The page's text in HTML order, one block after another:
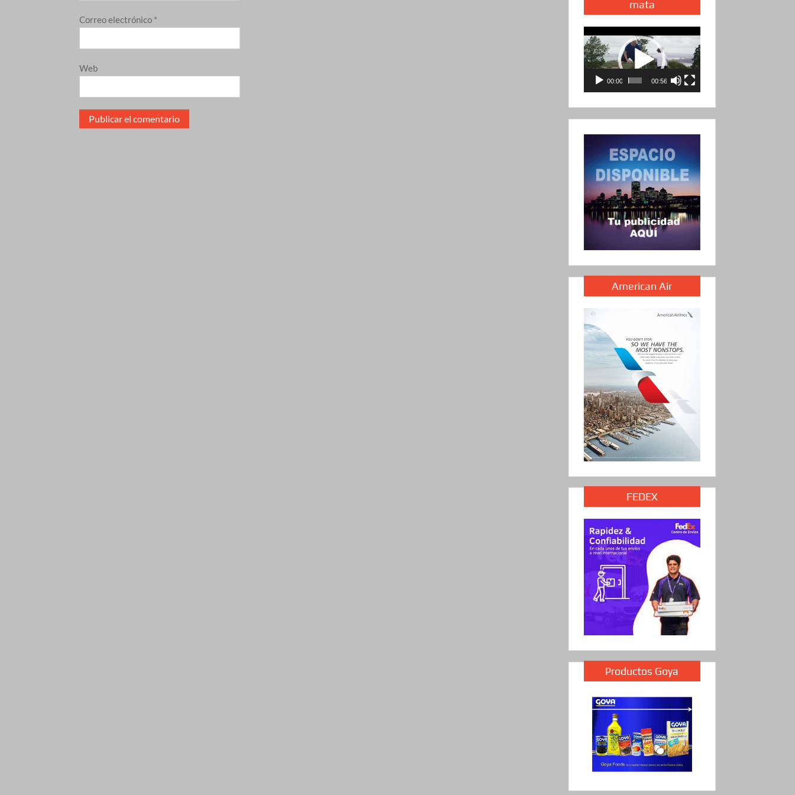
Correo electrónico *
Web
mata
Reproductor
de
vídeo
00:00 00:56
American Air
FEDEX
Productos Goya